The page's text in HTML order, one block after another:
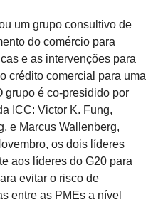
um grupo consultivo de
do comércio para
e as intervenções para
crédito comercial para uma
grupo é co-presidido por
ICC: Victor K. Fung,
e Marcus Wallenberg,
os dois líderes
aos líderes do G20 para
evitar o risco de
entre as PMEs a nível